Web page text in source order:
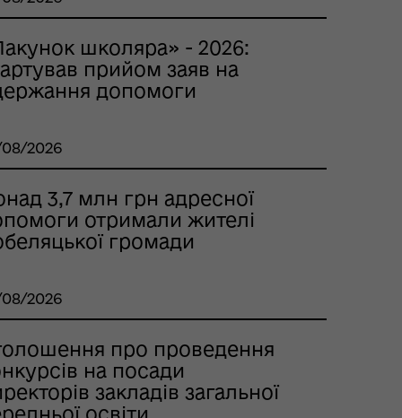
школяра» - 2026:
прийом заяв на
допомоги
2026
3,7 млн грн адресної
отримали жителі
громади
2026
про проведення
на посади
закладів загальної
освіти